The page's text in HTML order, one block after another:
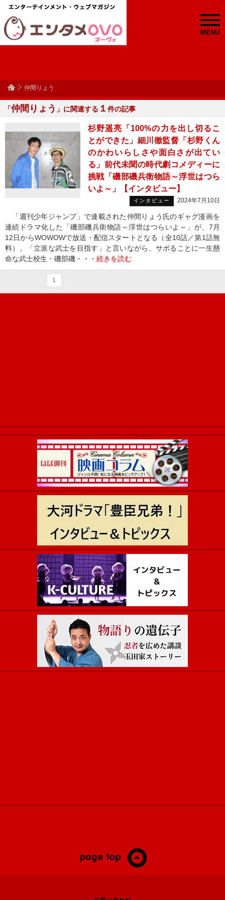
MENU
仲間りょう
「仲間りょう 」に関連する １ 件の記事
杉野遥亮「100%の力を出し切るこ
とができた」細川徹監督「杉野くん
のかわいらしさや面白さが出てい
る」前代未聞の時代劇コメディーに
挑戦「磯部磯兵衛物語～浮世はつら
いよ～」【インタビュー】
インタビュー 2024年7月10日
「週刊少年ジャンプ」で連載された仲間りょう氏のギャグ漫画を
連続ドラマ化した「磯部磯兵衛物語～浮世はつらいよ～」が、7月
12日からWOWOWで放送・配信スタートとなる（全10話／第1話無
料）。「立派な武士を目指す」と言いながら、サボることに一生懸
命な武士校生・磯部磯・・・ 続きを読む
1